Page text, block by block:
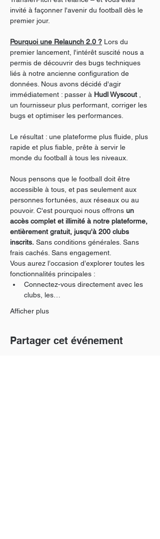
invité à façonner l'avenir du football dès le
premier jour.
Pourquoi une Relaunch 2.0 ? Lors du
premier lancement, l'intérêt suscité nous a
permis de découvrir des bugs techniques
liés à notre ancienne configuration de
données. Nous avons décidé d'agir
immédiatement : passer à Hudl Wyscout ,
un fournisseur plus performant, corriger les
bugs et optimiser les performances.
Le résultat : une plateforme plus fluide, plus
rapide et plus fiable, prête à servir le
monde du football à tous les niveaux.
Nous pensons que le football doit être
accessible à tous, et pas seulement aux
personnes fortunées, aux réseaux ou au
pouvoir. C'est pourquoi nous offrons un
accès complet et illimité à notre plateforme,
entièrement gratuit, jusqu'à 200 clubs
inscrits. Sans conditions générales. Sans
frais cachés. Sans engagement.
Vous aurez l’occasion d’explorer toutes les
fonctionnalités principales :
Connectez-vous directement avec les
clubs, les…
Afficher plus
Partager cet événement